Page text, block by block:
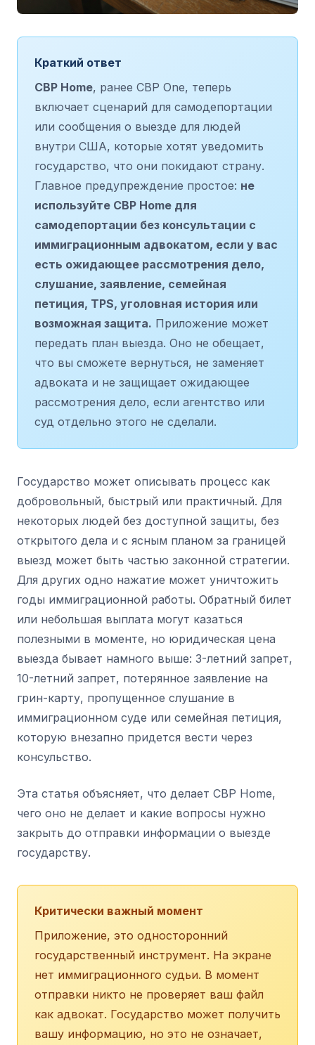
Краткий ответ
CBP Home, ранее CBP One, теперь
включает сценарий для самодепортации
или сообщения о выезде для людей
внутри США, которые хотят уведомить
государство, что они покидают страну.
Главное предупреждение простое: не
используйте CBP Home для
самодепортации без консультации с
иммиграционным адвокатом, если у вас
есть ожидающее рассмотрения дело,
слушание, заявление, семейная
петиция, TPS, уголовная история или
возможная защита. Приложение может
передать план выезда. Оно не обещает,
что вы сможете вернуться, не заменяет
адвоката и не защищает ожидающее
рассмотрения дело, если агентство или
суд отдельно этого не сделали.
Государство может описывать процесс как
добровольный, быстрый или практичный. Для
некоторых людей без доступной защиты, без
открытого дела и с ясным планом за границей
выезд может быть частью законной стратегии.
Для других одно нажатие может уничтожить
годы иммиграционной работы. Обратный билет
или небольшая выплата могут казаться
полезными в моменте, но юридическая цена
выезда бывает намного выше: 3-летний запрет,
10-летний запрет, потерянное заявление на
грин-карту, пропущенное слушание в
иммиграционном суде или семейная петиция,
которую внезапно придется вести через
консульство.
Эта статья объясняет, что делает CBP Home,
чего оно не делает и какие вопросы нужно
закрыть до отправки информации о выезде
государству.
Критически важный момент
Приложение, это односторонний
государственный инструмент. На экране
нет иммиграционного судьи. В момент
отправки никто не проверяет ваш файл
как адвокат. Государство может получить
вашу информацию, но это не означает,